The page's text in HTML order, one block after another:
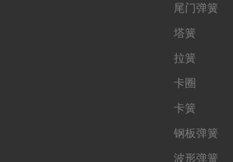
尾门弹簧
塔簧
拉簧
卡圈
卡簧
钢板弹簧
波形弹簧